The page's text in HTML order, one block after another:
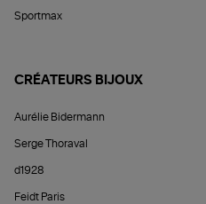
Sportmax
CRÉATEURS BIJOUX
Aurélie Bidermann
Serge Thoraval
d1928
Feidt Paris